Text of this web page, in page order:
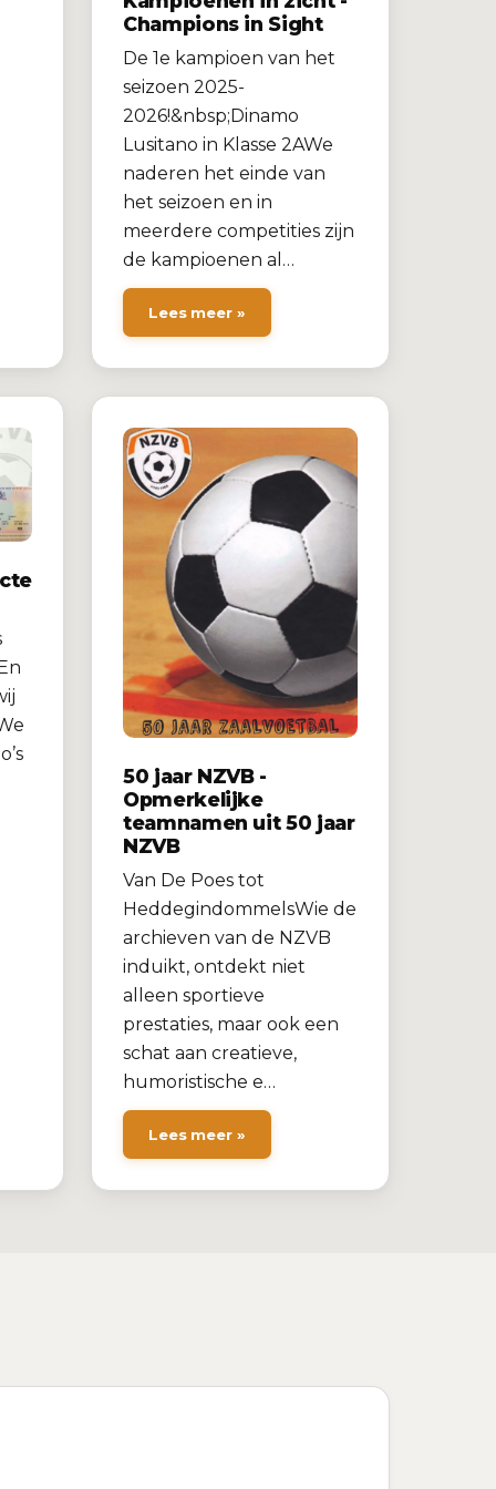
Champions in Sight
De 1e kampioen van het
seizoen 2025-
2026!&nbsp;Dinamo
Lusitano in Klasse 2AWe
naderen het einde van
het seizoen en in
meerdere competities zijn
de kampioenen al…
Lees meer »
50 jaar NZVB -
Opmerkelijke
teamnamen uit 50 jaar
NZVB
Van De Poes tot
HeddegindommelsWie de
archieven van de NZVB
induikt, ontdekt niet
alleen sportieve
prestaties, maar ook een
schat aan creatieve,
humoristische e…
Lees meer »